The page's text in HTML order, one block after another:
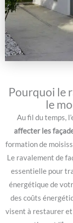
Pourquoi le
le
Au fil du temps,
affecter les
formation de
Le ravalement de
essentielle pour
énergétique de
des coûts
visent à restaurer et